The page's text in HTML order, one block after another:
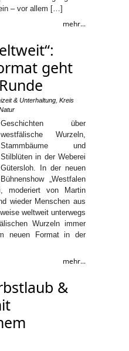
– vor allem […]
mehr...
geht
& Unterhaltung Kreis
Geschichten über
westfälische Wurzeln,
Stammbäume und
Stilblüten in der Weberei
Gütersloh. In der neuen
Bühnenshow „Westfalen
moderiert von Martin
wieder Menschen aus
weltweit unterwegs
Wurzeln immer
neuen Format in der
mehr...
&